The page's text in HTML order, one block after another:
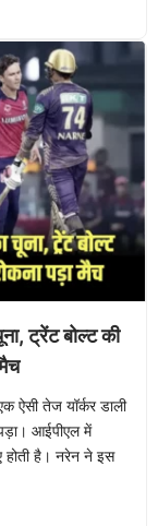
ट्रेंट बोल्ट की
ऐसी तेज यॉर्कर डाली
आईपीएल में
होती है। नरेन ने इस